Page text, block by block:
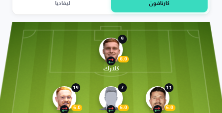
كارنافون ليفاديا
9
6.0
كلارك
19
6.0
7
6.0
11
6.0